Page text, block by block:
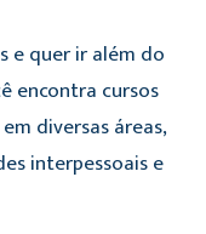
e quer ir além do
encontra cursos
diversas áreas,
interpessoais e